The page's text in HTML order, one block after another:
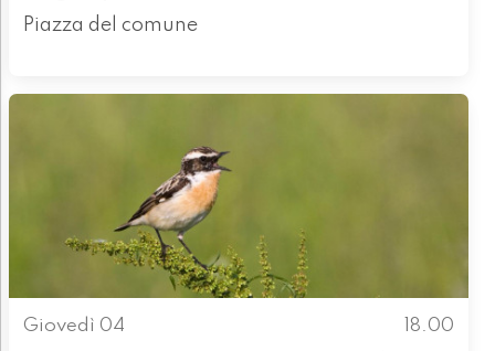
Piazza del comune
Giovedì 04
18.00